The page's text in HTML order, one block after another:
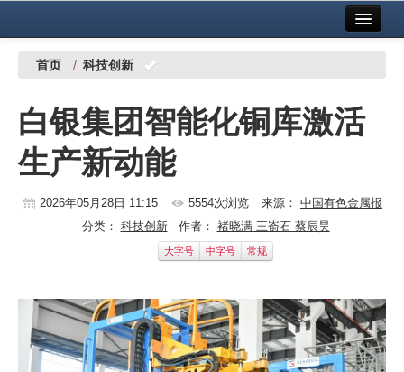
中国有色金属报社主办 广告服务
铜镍铅锌
铝
稀有稀土
镁钛
地矿 建设
首页 / 科技创新
白银集团智能化铜库激活
生产新动能
2026年05月28日 11:15 5554次浏览 来源： 中国有色金属报
分类： 科技创新作者： 褚晓满 王嵛石 蔡辰昊
大字号 中字号 常规